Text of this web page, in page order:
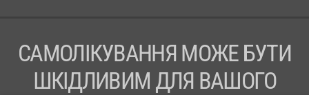
САМОЛІКУВАННЯ МОЖЕ БУТИ
ШКІДЛИВИМ ДЛЯ ВАШОГО